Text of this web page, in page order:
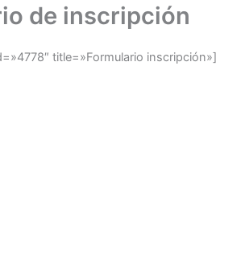
de inscripción
title=»Formulario inscripción»]